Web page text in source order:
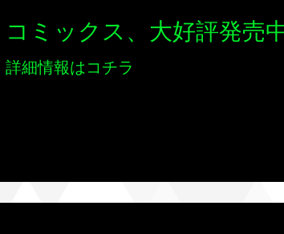
コミックス、大好評発売
詳細情報はコチラ